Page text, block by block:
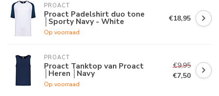
PROACT
Proact Padelshirt duo tone
│Sporty Navy - White
Op voorraad
€18,95
PROACT
Proact Tanktop van Proact
│Heren │Navy
Op voorraad
€9,95
€7,50